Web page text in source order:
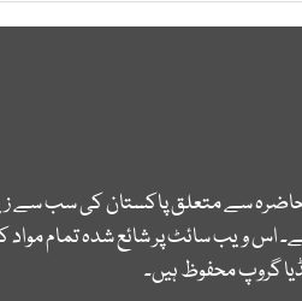
حاضرہ سے متعلق پاکستان کی سب سے
اس ویب سائٹ پر شائع شدہ تمام مواد
گروپ محفوظ ہیں۔